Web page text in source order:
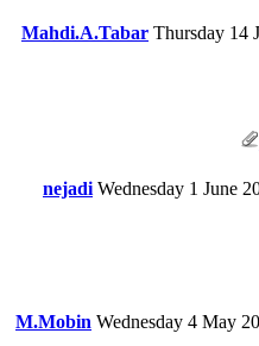
Mahdi.A.Tabar Thursday 14
nejadi Wednesday 1 June
M.Mobin Wednesday 4 May